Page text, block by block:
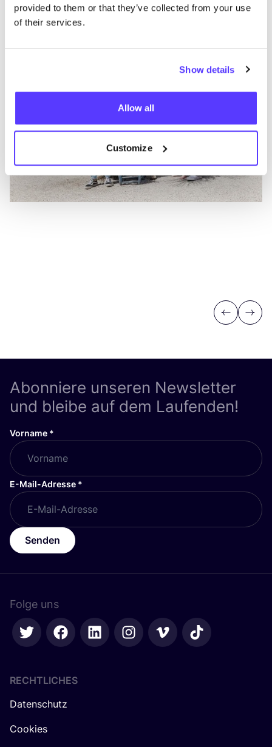
provided to them or that they’ve collected from your use
of their services.
Show details
Allow all
Customize
Previous
Next
Abonniere unseren Newsletter
und bleibe auf dem Laufenden!
Vorname *
E-Mail-Adresse *
Senden
Folge uns
RECHTLICHES
Datenschutz
Cookies